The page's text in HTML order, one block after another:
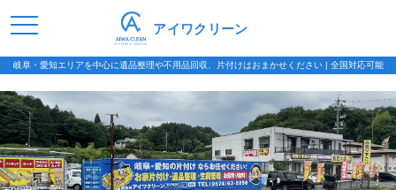
岐阜・愛知エリアを中心に遺品整理や不用品回収、片付けはおまかせください | 全国対応可能
アイワクリーン